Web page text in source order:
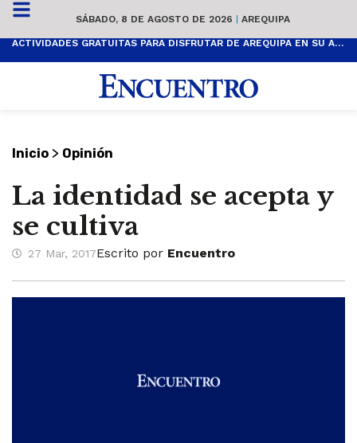
SÁBADO, 8 DE AGOSTO DE 2026 | AREQUIPA
ACTIVIDADES GRATUITAS PARA DISFRUTAR DE AREQUIPA EN SU ANIVERSARIO
Inicio > Opinión
La identidad se acepta y
se cultiva
27 Mar, 2017Escrito por Encuentro